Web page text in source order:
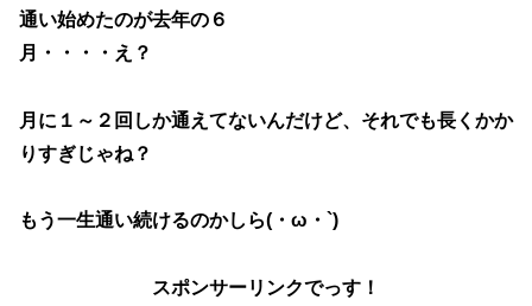
通い始めたのが去年の６
月・・・・え？
月に１～２回しか通えてないんだけど、それでも長くかか
りすぎじゃね？
もう一生通い続けるのかしら(・ω・`)
スポンサーリンクでっす！